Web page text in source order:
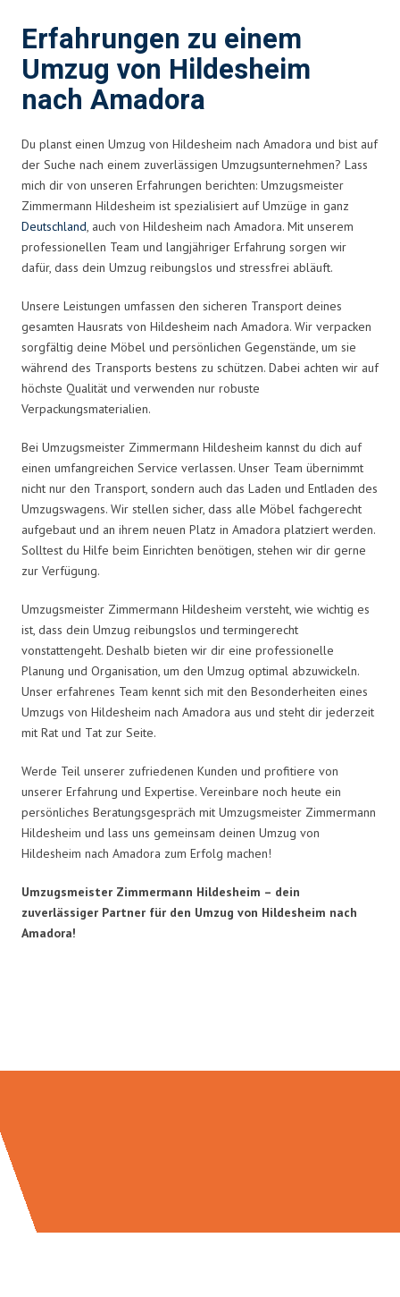
Erfahrungen zu einem
Umzug von Hildesheim
nach Amadora
Du planst einen Umzug von Hildesheim nach Amadora und bist auf
der Suche nach einem zuverlässigen Umzugsunternehmen? Lass
mich dir von unseren Erfahrungen berichten: Umzugsmeister
Zimmermann Hildesheim ist spezialisiert auf Umzüge in ganz
Deutschland, auch von Hildesheim nach Amadora. Mit unserem
professionellen Team und langjähriger Erfahrung sorgen wir
dafür, dass dein Umzug reibungslos und stressfrei abläuft.
Unsere Leistungen umfassen den sicheren Transport deines
gesamten Hausrats von Hildesheim nach Amadora. Wir verpacken
sorgfältig deine Möbel und persönlichen Gegenstände, um sie
während des Transports bestens zu schützen. Dabei achten wir auf
höchste Qualität und verwenden nur robuste
Verpackungsmaterialien.
Bei Umzugsmeister Zimmermann Hildesheim kannst du dich auf
einen umfangreichen Service verlassen. Unser Team übernimmt
nicht nur den Transport, sondern auch das Laden und Entladen des
Umzugswagens. Wir stellen sicher, dass alle Möbel fachgerecht
aufgebaut und an ihrem neuen Platz in Amadora platziert werden.
Solltest du Hilfe beim Einrichten benötigen, stehen wir dir gerne
zur Verfügung.
Umzugsmeister Zimmermann Hildesheim versteht, wie wichtig es
ist, dass dein Umzug reibungslos und termingerecht
vonstattengeht. Deshalb bieten wir dir eine professionelle
Planung und Organisation, um den Umzug optimal abzuwickeln.
Unser erfahrenes Team kennt sich mit den Besonderheiten eines
Umzugs von Hildesheim nach Amadora aus und steht dir jederzeit
mit Rat und Tat zur Seite.
Werde Teil unserer zufriedenen Kunden und profitiere von
unserer Erfahrung und Expertise. Vereinbare noch heute ein
persönliches Beratungsgespräch mit Umzugsmeister Zimmermann
Hildesheim und lass uns gemeinsam deinen Umzug von
Hildesheim nach Amadora zum Erfolg machen!
Umzugsmeister Zimmermann Hildesheim – dein
zuverlässiger Partner für den Umzug von Hildesheim nach
Amadora!